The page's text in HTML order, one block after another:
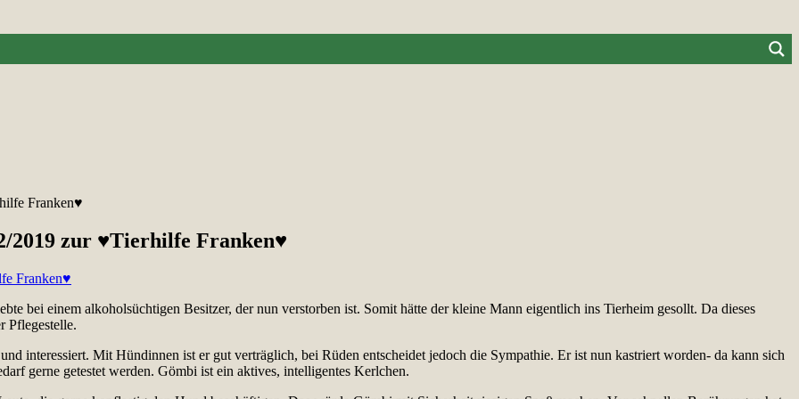
Franken♥
2019 zur ♥Tierhilfe Franken♥
bei einem alkoholsüchtigen Besitzer, der nun verstorben ist. Somit hätte der kleine Mann eigentlich ins Tierheim gesollt. Da dieses
Pflegestelle.
interessiert. Mit Hündinnen ist er gut verträglich, bei Rüden entscheidet jedoch die Sympathie. Er ist nun kastriert worden- da kann sich
gerne getestet werden. Gömbi ist ein aktives, intelligentes Kerlchen.